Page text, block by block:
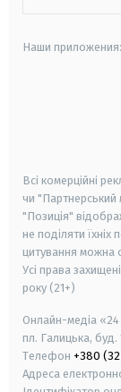
Наши приложения:
Всі комерційні
чи "Партнерський
"Позиція"
не поділяти
цитування можна
Усі права
року (21+)
Онлайн-медіа
пл. Галицька, буд.
Телефон +380
Адреса